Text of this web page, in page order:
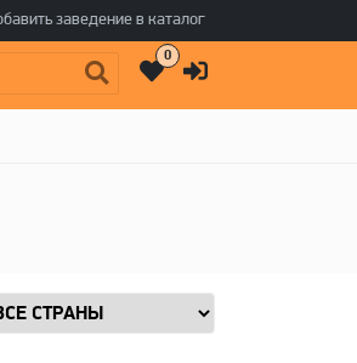
заведение в каталог
0